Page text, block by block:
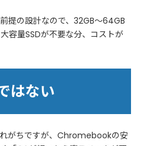
提の設計なので、32GB〜64GB
容量SSDが不要な分、コストが
はない
れがちですが、Chromebookの安